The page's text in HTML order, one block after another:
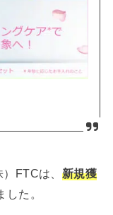
FTCは、 新規獲
した。